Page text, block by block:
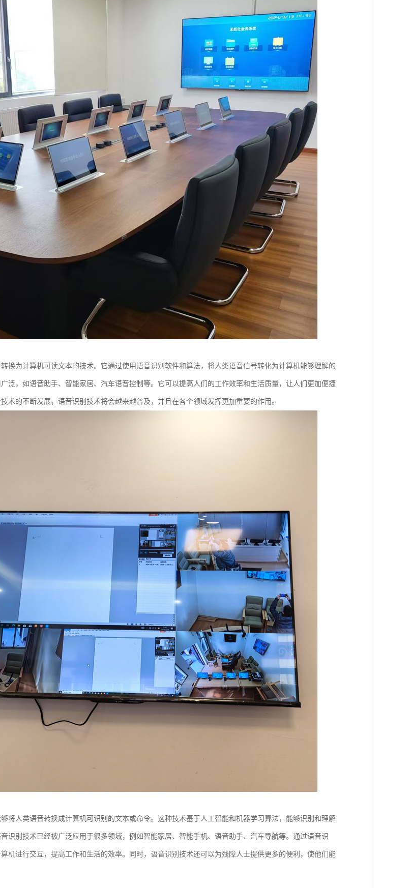
换为计算机可读文本的技术。它通过使用语音识别软件和算法，将人类语音信号转化为计算机能够理解的
泛，如语音助手、智能家居、汽车语音控制等。它可以提高人们的工作效率和生活质量，让人们更加便捷
术的不断发展，语音识别技术将会越来越普及，并且在各个领域发挥更加重要的作用。
将人类语音转换成计算机可识别的文本或命令。这种技术基于人工智能和机器学习算法，能够识别和理解
识别技术已经被广泛应用于很多领域，例如智能家居、智能手机、语音助手、汽车导航等。通过语音识
机进行交互，提高工作和生活的效率。同时，语音识别技术还可以为残障人士提供更多的便利，使他们能